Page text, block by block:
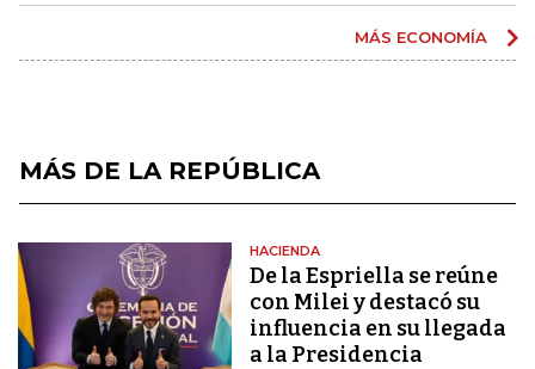
MÁS ECONOMÍA
MÁS DE LA REPÚBLICA
HACIENDA
De la Espriella se reúne
con Milei y destacó su
influencia en su llegada
a la Presidencia